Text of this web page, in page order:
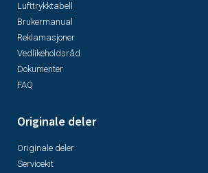
Lufttrykktabell
Brukermanual
Reklamasjoner
Vedlikeholdsråd
Dokumenter
FAQ
Originale deler
Originale deler
Servicekit